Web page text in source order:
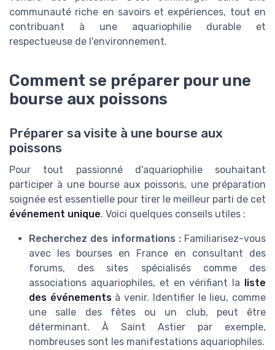
communauté riche en savoirs et expériences, tout en
contribuant à une aquariophilie durable et
respectueuse de l'environnement.
Comment se préparer pour une
bourse aux poissons
Préparer sa visite à une bourse aux
poissons
Pour tout passionné d'aquariophilie souhaitant
participer à une bourse aux poissons, une préparation
soignée est essentielle pour tirer le meilleur parti de cet
événement unique. Voici quelques conseils utiles :
Recherchez des informations :Familiarisez-vous
avec les bourses en France en consultant des
forums, des sites spécialisés comme des
associations aquariophiles, et en vérifiant la
liste
des événementsà venir. Identifier le lieu, comme
une salle des fêtes ou un club, peut être
déterminant. À Saint Astier par exemple,
nombreuses sont les manifestations aquariophiles.